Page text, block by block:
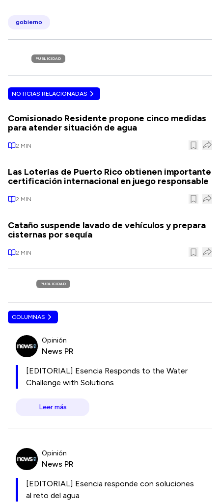
gobierno
PUBLICIDAD
NOTICIAS RELACIONADAS
Comisionado Residente propone cinco medidas
para atender situación de agua
2 MIN
Las Loterías de Puerto Rico obtienen importante
certificación internacional en juego responsable
2 MIN
Cataño suspende lavado de vehículos y prepara
cisternas por sequía
2 MIN
PUBLICIDAD
COLUMNAS
Opinión
News PR
[EDITORIAL] Esencia Responds to the Water
Challenge with Solutions
Leer más
Opinión
News PR
[EDITORIAL] Esencia responde con soluciones
al reto del agua